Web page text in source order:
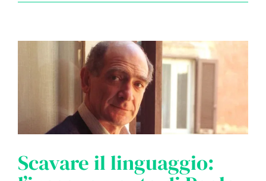
Scavare il linguaggio: